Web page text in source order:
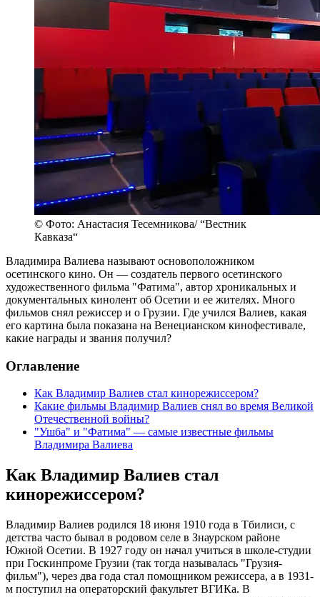
© Фото: Анастасия Тесемникова/ “Вестник
Кавказа“
Владимира Валиева называют основоположником
осетинского кино. Он — создатель первого осетинского
художественного фильма "Фатима", автор хроникальных и
документальных кинолент об Осетии и ее жителях. Много
фильмов снял режиссер и о Грузии. Где учился Валиев, какая
его картина была показана на Венецианском кинофестивале,
какие награды и звания получил?
Оглавление
Как Владимир Валиев стал кинорежиссером?
Какие фильмы Владимир Валиев снял во время Великой
Отечественной войны?
"Ушба" и "Фатима" — самые известные фильмы
Владимира Валиева
Как Владимир Валиев стал
кинорежиссером?
Владимир Валиев родился 18 июня 1910 года в Тбилиси, с
детства часто бывал в родовом селе в Знаурском районе
Южной Осетии. В 1927 году он начал учиться в школе-студии
при Госкинпроме Грузии (так тогда называлась "Грузия-
фильм"), через два года стал помощником режиссера, а в 1931-
м поступил на операторский факультет ВГИКа. В